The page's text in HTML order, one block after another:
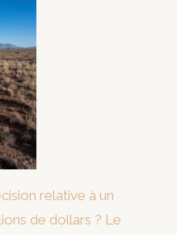
relative à un
de dollars ? Le